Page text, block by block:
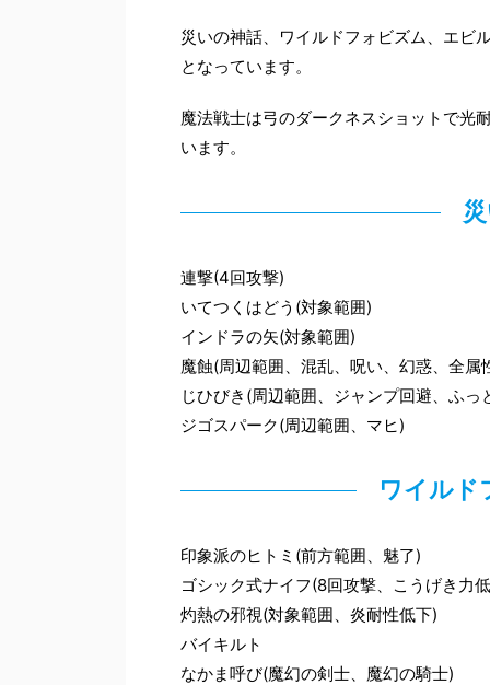
災いの神話、ワイルドフォビズム、エビ
となっています。
魔法戦士は弓のダークネスショットで光
います。
連撃(4回攻撃)
いてつくはどう(対象範囲)
インドラの矢(対象範囲)
魔蝕(周辺範囲、混乱、呪い、幻惑、全属
じひびき(周辺範囲、ジャンプ回避、ふっ
ジゴスパーク(周辺範囲、マヒ)
ワイルド
印象派のヒトミ(前方範囲、魅了)
ゴシック式ナイフ(8回攻撃、こうげき力
灼熱の邪視(対象範囲、炎耐性低下)
バイキルト
なかま呼び(魔幻の剣士、魔幻の騎士)